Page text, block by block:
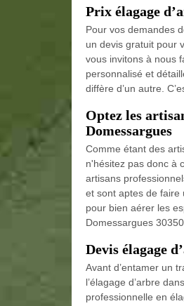
Prix élagage
Pour vos demandes
un devis gratuit pour
vous invitons à nous
personnalisé et
diffère d’un autre.
Optez les
Domessargues
Comme étant des
n'hésitez pas donc à
artisans
et sont aptes de faire
pour bien aérer les
Domessargues
Devis élagage
Avant d’entamer un
l’élagage d’arbre
professionnelle en